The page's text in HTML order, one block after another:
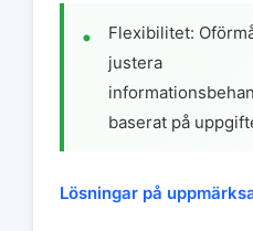
Flexibilitet:
justera
baserat på
Lösningar på